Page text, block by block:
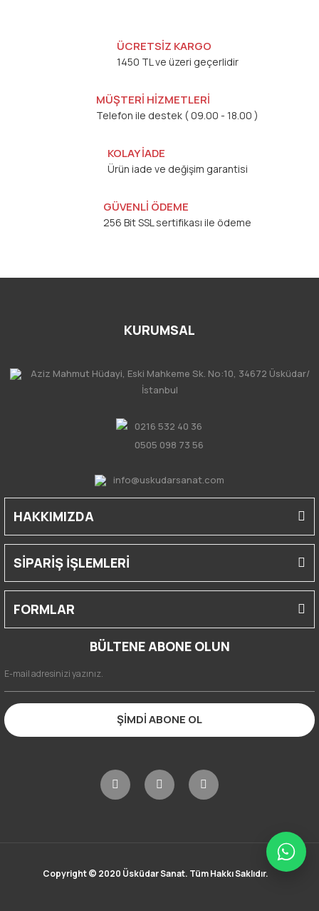
ÜCRETSİZ KARGO
1450 TL ve üzeri geçerlidir
MÜŞTERİ HİZMETLERİ
Telefon ile destek ( 09.00 - 18.00 )
KOLAY İADE
Ürün iade ve değişim garantisi
GÜVENLİ ÖDEME
256 Bit SSL sertifikası ile ödeme
KURUMSAL
Aziz Mahmut Hüdayi, Eski Mahkeme Sk. No:10, 34672 Üsküdar/
İstanbul
0216 532 40 36
0505 098 73 56
info@uskudarsanat.com
HAKKIMIZDA
SİPARİŞ İŞLEMLERİ
FORMLAR
BÜLTENE ABONE OLUN
ŞİMDİ ABONE OL
Copyright © 2020 Üsküdar Sanat. Tüm Hakkı Saklıdır.